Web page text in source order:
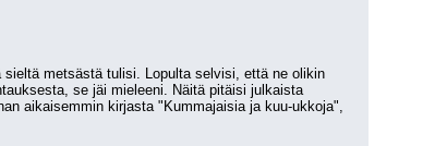
metsästä tulisi. Lopulta selvisi, että ne olikin
se jäi mieleeni. Näitä pitäisi julkaista
aikaisemmin kirjasta "Kummajaisia ja kuu-ukkoja",